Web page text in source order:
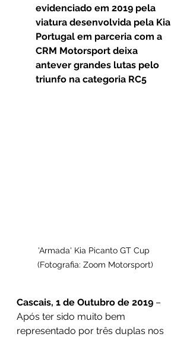
evidenciado em 2019 pela
viatura desenvolvida pela Kia
Portugal em parceria com a
CRM Motorsport deixa
antever grandes lutas pelo
triunfo na categoria RC5
'Armada' Kia Picanto GT Cup
(Fotografia: Zoom Motorsport)
Cascais, 1 de Outubro de 2019 –
Após ter sido muito bem
representado por três duplas nos